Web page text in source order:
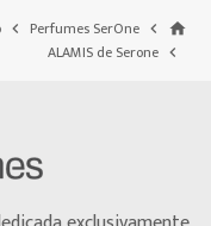
home

Perfumes SerOne


ALAMIS de Serone